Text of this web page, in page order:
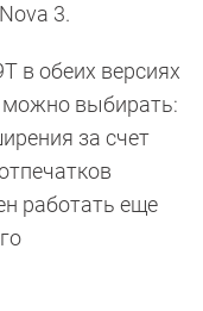
3.
в обеих версиях
можно выбирать:
за счет
работать еще